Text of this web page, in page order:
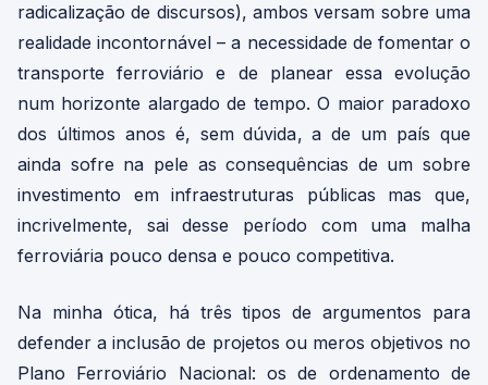
radicalização de discursos), ambos versam sobre uma
realidade incontornável – a necessidade de fomentar o
transporte ferroviário e de planear essa evolução
num horizonte alargado de tempo. O maior paradoxo
dos últimos anos é, sem dúvida, a de um país que
ainda sofre na pele as consequências de um sobre
investimento em infraestruturas públicas mas que,
incrivelmente, sai desse período com uma malha
ferroviária pouco densa e pouco competitiva.
Na minha ótica, há três tipos de argumentos para
defender a inclusão de projetos ou meros objetivos no
Plano Ferroviário Nacional: os de ordenamento de